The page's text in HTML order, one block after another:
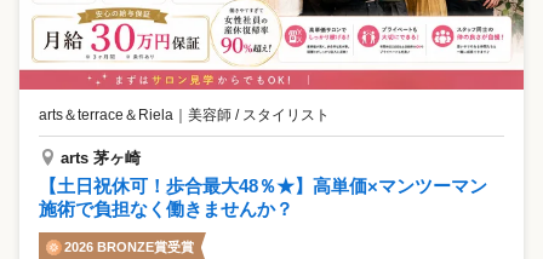
arts＆terrace＆Riela 美容師 / スタイリスト
arts 茅ヶ崎
【土日祝休可！歩合最大48％★】高単価×マンツーマン
施術で負担なく働きませんか？
2026 BRONZE賞受賞